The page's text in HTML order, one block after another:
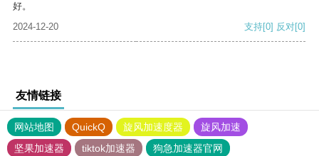
好。
2024-12-20
支持[0] 反对[0]
友情链接
网站地图 QuickQ 旋风加速度器
旋风加速
坚果加速器
tiktok加速器
狗急加速器官网